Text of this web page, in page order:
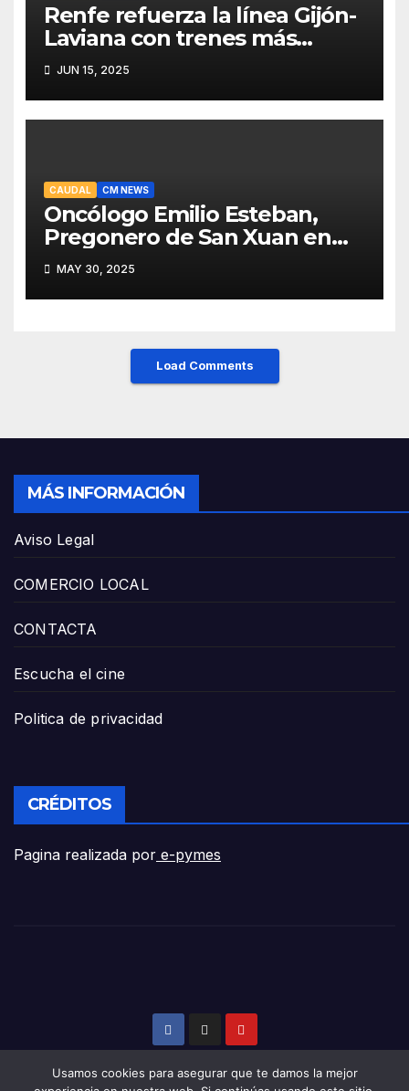
Renfe refuerza la línea Gijón-
Laviana con trenes más
fiables y mejor servicio para
recuperar viajeros
JUN 15, 2025
CAUDAL CM NEWS
Oncólogo Emilio Esteban,
Pregonero de San Xuan en
Mieres: Un Honor para Turón
y el HUCA
MAY 30, 2025
Load Comments
MÁS INFORMACIÓN
Aviso Legal
COMERCIO LOCAL
CONTACTA
Escucha el cine
Politica de privacidad
CRÉDITOS
Pagina realizada por e-pymes
Usamos cookies para asegurar que te damos la mejor